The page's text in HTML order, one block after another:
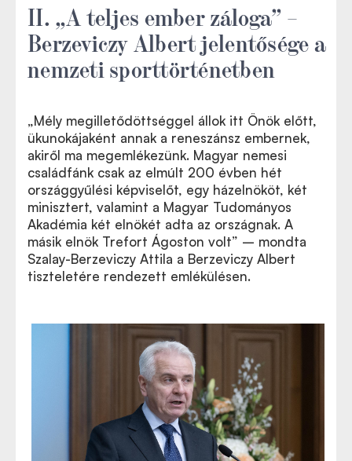
II. „A teljes ember záloga” –
Berzeviczy Albert jelentősége a
nemzeti sporttörténetben
„Mély megilletődöttséggel állok itt Önök előtt,
ükunokájaként annak a reneszánsz embernek,
akiről ma megemlékezünk. Magyar nemesi
családfánk csak az elmúlt 200 évben hét
országgyűlési képviselőt, egy házelnököt, két
minisztert, valamint a Magyar Tudományos
Akadémia két elnökét adta az országnak. A
másik elnök Trefort Ágoston volt” – mondta
Szalay-Berzeviczy Attila a Berzeviczy Albert
tiszteletére rendezett emlékülésen.